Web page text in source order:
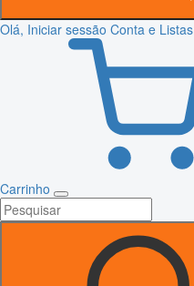
Olá, Iniciar sessão Conta e Listas
Carrinho